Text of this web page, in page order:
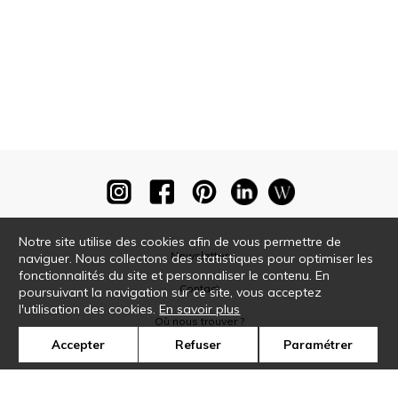
Newsletter
Contact
Où nous trouver ?
Notre site utilise des cookies afin de vous permettre de
naviguer. Nous collectons des statistiques pour optimiser les
fonctionnalités du site et personnaliser le contenu. En
poursuivant la navigation sur ce site, vous acceptez
l'utilisation des cookies.En savoir plus
Accepter Refuser Paramétrer